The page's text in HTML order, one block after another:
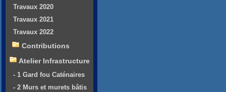
Travaux 2020
Travaux 2021
Travaux 2022
Contributions
Atelier Infrastructure
- 1 Gard fou Caténaires
- 2 Murs et murets bâtis